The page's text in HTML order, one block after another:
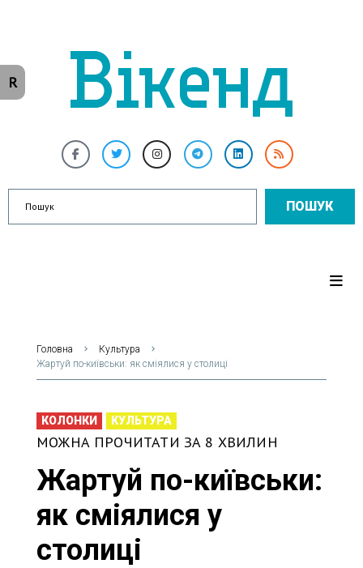
ПОШУК
Головна
Культура
Жартуй по-київськи: як сміялися у столиці
КОЛОНКИ КУЛЬТУРА
МОЖНА ПРОЧИТАТИ ЗА 8 ХВИЛИН
Жартуй по-київськи:
як сміялися у
столиці
R